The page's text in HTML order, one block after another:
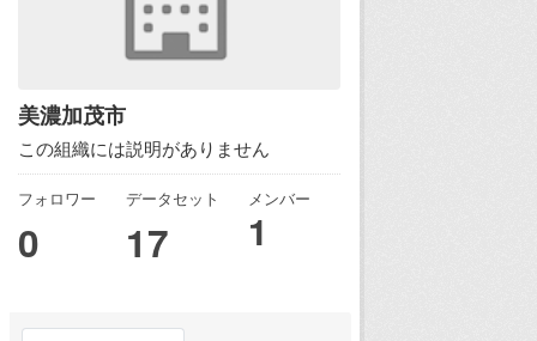
美濃加茂市
この組織には説明がありません
フォロワー
0
データセット
17
メンバー
1